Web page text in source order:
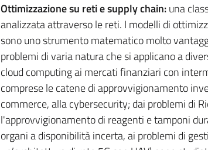
Ottimizzazione su reti e supply chain:una
analizzata attraverso le reti. I modelli di
sono uno strumento matematico molto
problemi di varia natura che si applicano a
cloud computing ai mercati finanziari con
comprese le catene di approvvigionamento
commerce, alla cybersecurity; dai problemi di
l'approvvigionamento di reagenti e tamponi
organi a disponibilità incerta, ai problemi di